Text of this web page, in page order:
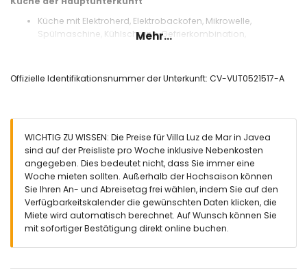
Küche mit Elektroherd, Elektrobackofen, Mikrowelle,
Spülmaschine, Kühlschrank-Gefrierkombination,
Schlafzimmer und Badezimmer der Hauptunterkunft
x 90cm)
En-suite Badezimmer mit Einzelwaschbecken, Badewanne,
Dusche und Toilette
En-suite Badezimmer mit Einzelwaschbecken, Dusche und
Toilette
Badezimmer mit Einzelwaschbecken, Dusche und Toilette
Innenbereich des Gästehauses
Schlafzimmer mit Klimaanlage, Kingsize-Bett (Maße 200 x
En-suite Badezimmer mit Einzelwaschbecken, Dusche und
Mehr...
Offizielle Identifikationsnummer der Unterkunft: CV-VUT0521517-A
WICHTIG ZU WISSEN: Die Preise für Villa Luz de Mar in Javea
sind auf der Preisliste pro Woche inklusive Nebenkosten
angegeben. Dies bedeutet nicht, dass Sie immer eine
Woche mieten sollten. Außerhalb der Hochsaison können
Sie Ihren An- und Abreisetag frei wählen, indem Sie auf den
Verfügbarkeitskalender die gewünschten Daten klicken, die
Miete wird automatisch berechnet. Auf Wunsch können Sie
mit sofortiger Bestätigung direkt online buchen.